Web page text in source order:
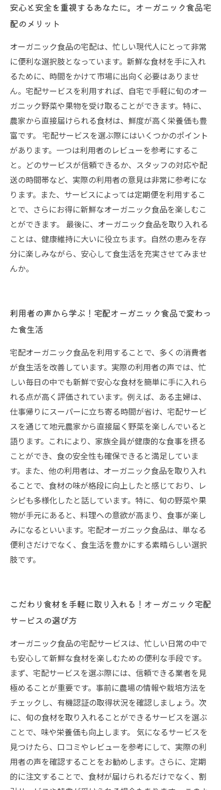
安心と安全を重視するあなたに。オーガニック食品宅
配のメリット
オーガニック食品の宅配は、忙しい現代人にとって非常
に便利な選択肢となっています。新鮮な食材を手に入れ
るために、時間をかけて市場に出向く必要はありませ
ん。宅配サービスを利用すれば、自宅で手軽に旬のオー
ガニック野菜や果物を受け取ることができます。特に、
農家から直接届けられる食材は、鮮度が高く栄養価も豊
富です。 宅配サービスを選ぶ際にはいくつかのポイント
があります。一つは利用者のレビューを参考にするこ
と。どのサービスが信頼できるか、スタッフの対応や配
送の時間帯など、実際の利用者の意見は非常に参考にな
ります。また、サービスによっては定期便を利用するこ
とで、さらにお得に新鮮なオーガニック食品を楽しむこ
とができます。 最後に、オーガニック食品を取り入れる
ことは、健康維持に大いに役立ちます。自然の恵みを存
分に楽しみながら、安心して食生活を充実させてみませ
んか。
利用者の声から学ぶ！宅配オーガニック食品で変わっ
た食生活
宅配オーガニック食品を利用することで、多くの消費者
が食生活を改善しています。実際の利用者の声では、忙
しい毎日の中でも新鮮で安心な食材を簡単に手に入れら
れる点が高く評価されています。例えば、ある主婦は、
仕事帰りにスーパーに立ち寄る時間が省け、宅配サービ
スを通じて地元農家から直接届く野菜を楽しんでいると
語ります。これにより、家族全員が健康的な食事を摂る
ことができ、食の安全性も確保できると満足していま
す。また、他の利用者は、オーガニック食品を取り入れ
ることで、食材の味が格段に向上したと感じており、レ
シピも多様化したと話しています。特に、旬の野菜や果
物が手元にあると、料理への意欲が高まり、食事が楽し
みになるといいます。宅配オーガニック食品は、単なる
便利さだけでなく、食生活を豊かにする素晴らしい選択
肢です。
こだわり食材を手軽に取り入れる！オーガニック宅配
サービスの選び方
オーガニック食品の宅配サービスは、忙しい日常の中で
も安心して新鮮な食材を楽しむための便利な手段です。
まず、宅配サービスを選ぶ際には、信頼できる業者を見
極めることが重要です。事前に農場の情報や栽培方法を
チェックし、有機認証の取得状況を確認しましょう。次
に、旬の食材を取り入れることができるサービスを選ぶ
ことで、味や栄養価も向上します。 気になるサービスを
見つけたら、口コミやレビューを参考にして、実際の利
用者の声を確認することをお勧めします。さらに、定期
的に注文することで、食材が届けられるだけでなく、割